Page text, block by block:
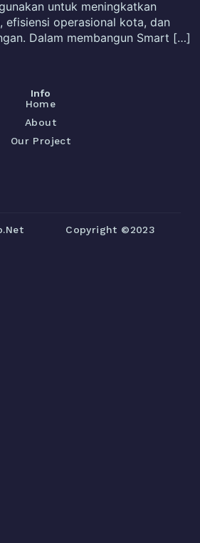
untuk meningkatkan
efisiensi operasional kota, dan
Dalam membangun Smart […]
Info
Home
About
Our Project
Copyright ©2023